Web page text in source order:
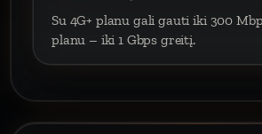
Su 4G+ planu gali gauti iki 300
planu – iki 1 Gbps greitį.